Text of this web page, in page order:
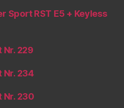
Sport RST E5 + Keyless
Nr. 229
Nr. 234
Nr. 230